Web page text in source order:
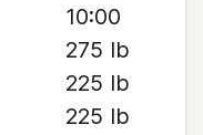
10:00
275 lb
225 lb
225 lb